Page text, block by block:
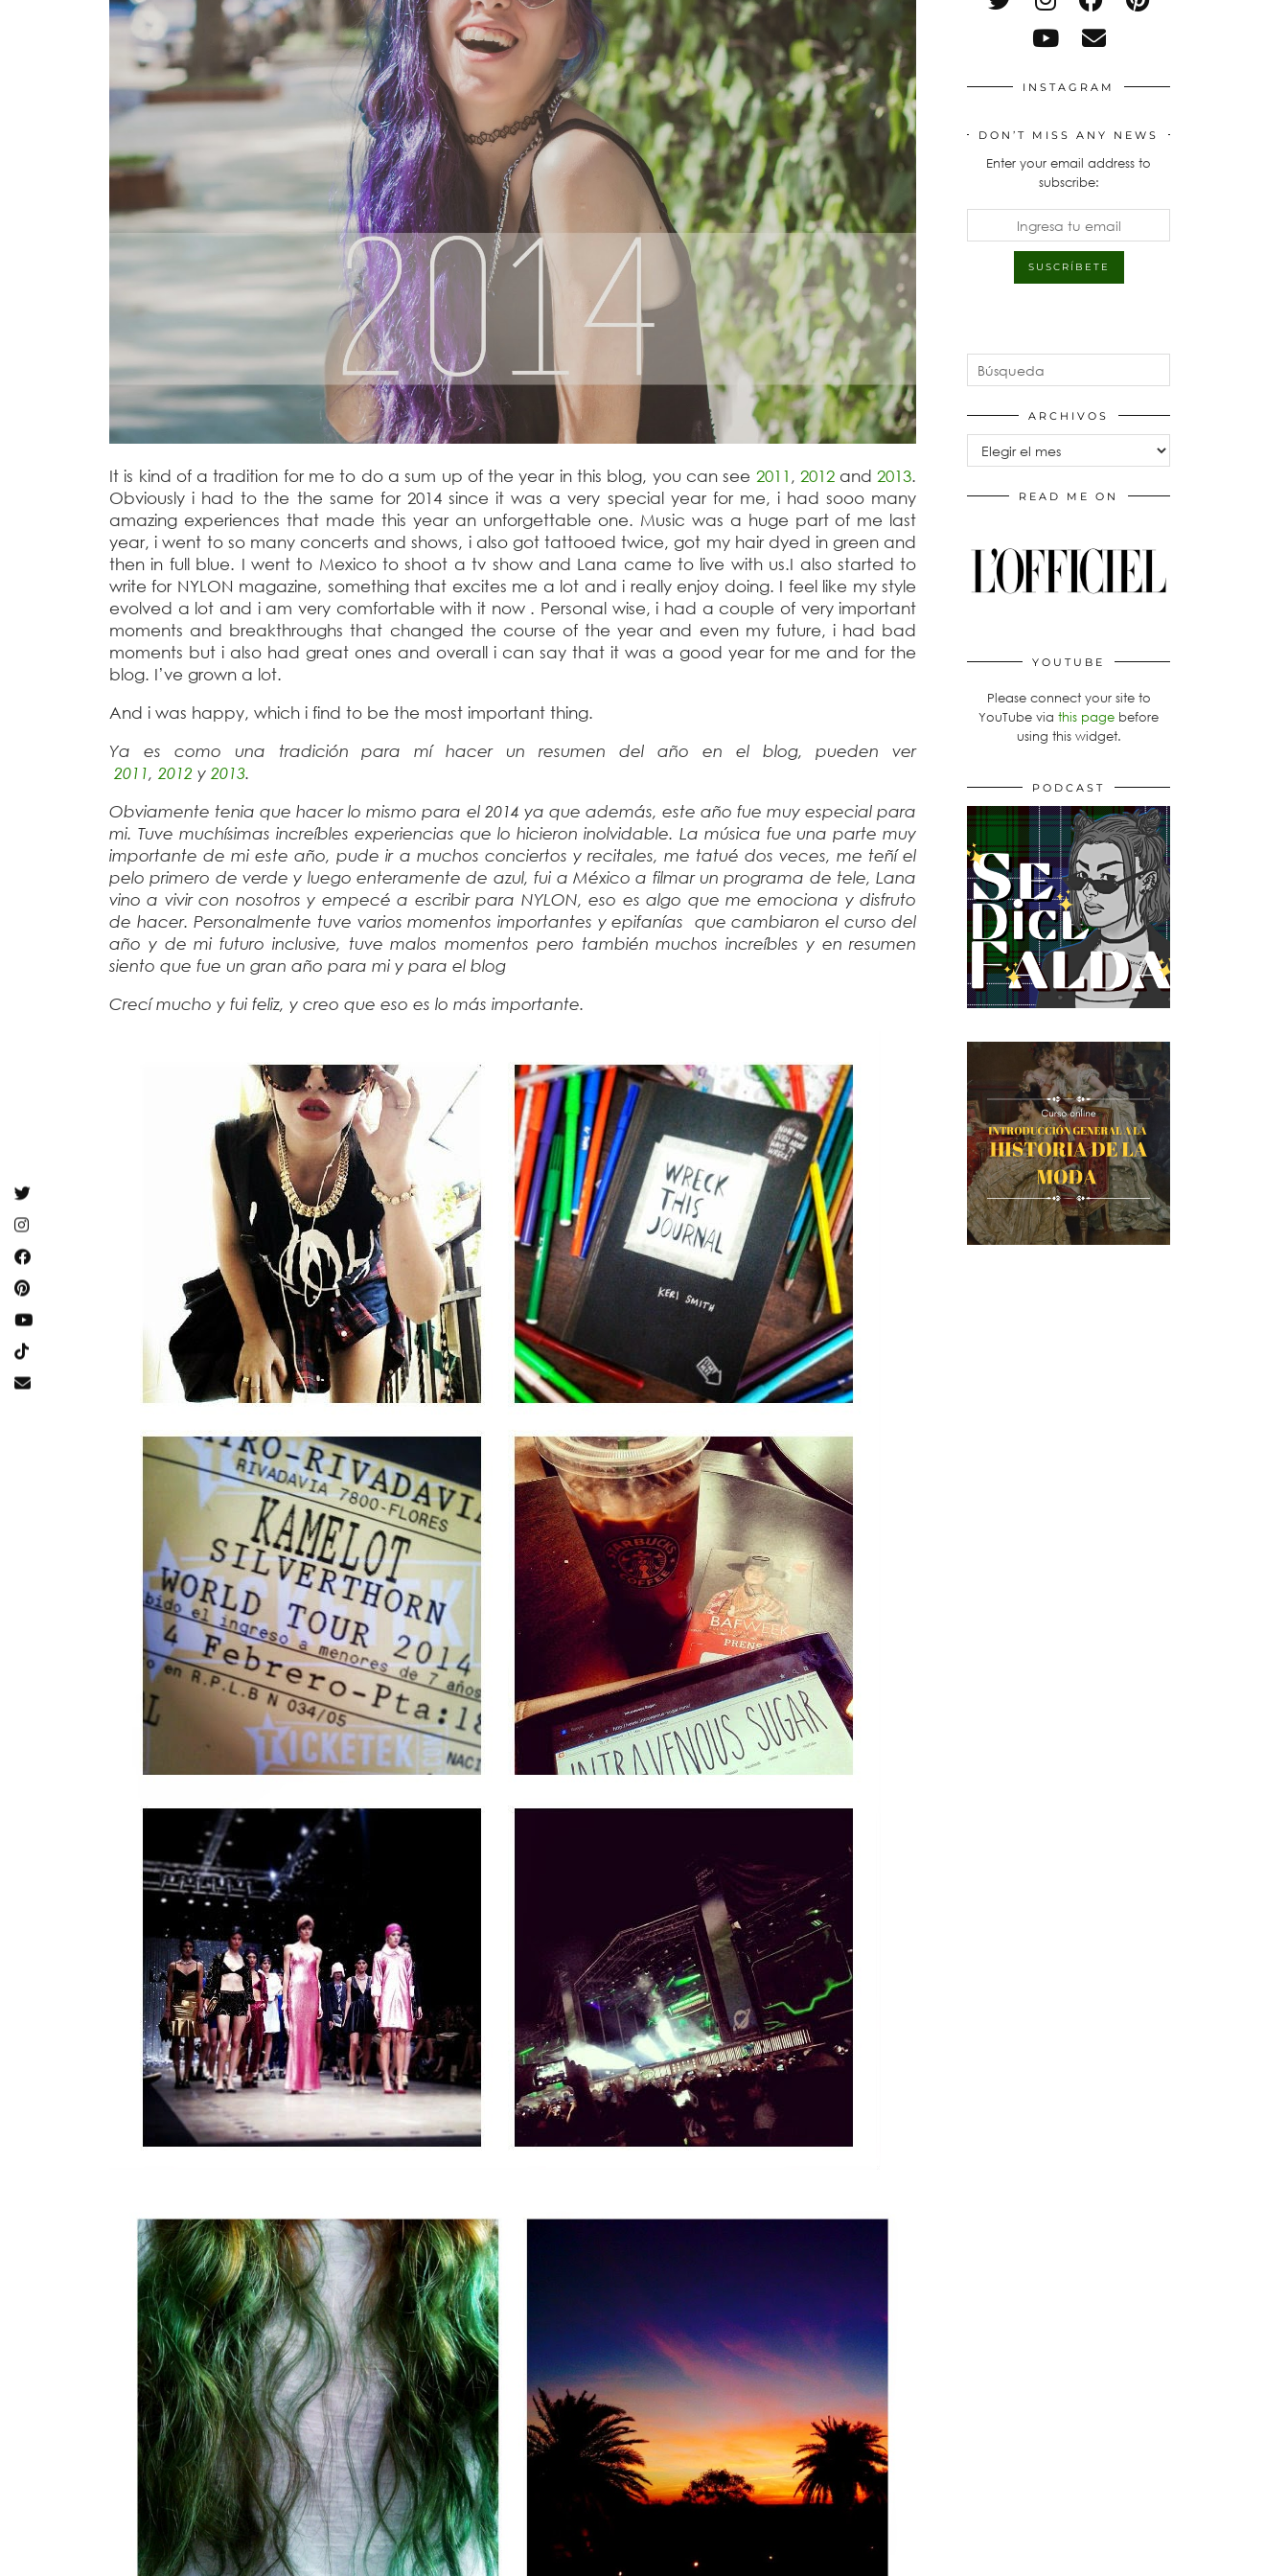
It is kind of a tradition for me to do a sum up of the year in this blog, you can see 2011, 2012and2013.
Obviously i had to the the same for 2014 since it was a very special year for me, i had sooo many
amazing experiences that made this year an unforgettable one. Music was a huge part of me last
year, i went to so many concerts and shows, i also got tattooed twice, got my hair dyed in green and
then in full blue. I went to Mexico to shoot a tv show and Lana came to live with us.I also started to
write for NYLON magazine, something that excites me a lot and i really enjoy doing. I feel like my style
evolved a lot and i am very comfortable with it now . Personal wise, i had a couple of very important
moments and breakthroughs that changed the course of the year and even my future, i had bad
moments but i also had great ones and overall i can say that it was a good year for me and for the
blog. I’ve grown a lot.
And i was happy, which i find to be the most important thing.
Ya es como una tradición para mí hacer un resumen del año en el blog, pueden ver
2011, 2012 y 2013.
Obviamente tenia que hacer lo mismo para el 2014 ya que además, este año fue muy especial para
mi. Tuve muchísimas increíbles experiencias que lo hicieron inolvidable. La música fue una parte muy
importante de mi este año, pude ir a muchos conciertos y recitales, me tatué dos veces, me teñí el
pelo primero de verde y luego enteramente de azul, fui a México a filmar un programa de tele, Lana
vino a vivir con nosotros y empecé a escribir para NYLON, eso es algo que me emociona y disfruto
de hacer. Personalmente tuve varios momentos importantes y epifanías que cambiaron el curso del
año y de mi futuro inclusive, tuve malos momentos pero también muchos increíbles y en resumen
siento que fue un gran año para mi y para el blog
Crecí mucho y fui feliz, y creo que eso es lo más importante.
INSTAGRAM
DON’T MISS ANY NEWS
Enter your email address to
subscribe:
ARCHIVOS
Archivos
READ ME ON
YOUTUBE
Please connect your site to
YouTube viathis page before
using this widget.
PODCAST